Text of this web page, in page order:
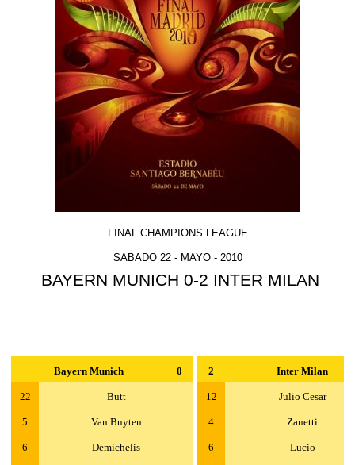
FINAL CHAMPIONS LEAGUE
SABADO 22 - MAYO - 2010
BAYERN MUNICH 0-2 INTER MILAN
Bayern Munich 0 2 Inter Milan
22 Butt
5 Van Buyten
6 Demichelis
12 Julio Cesar
4 Zanetti
6 Lucio